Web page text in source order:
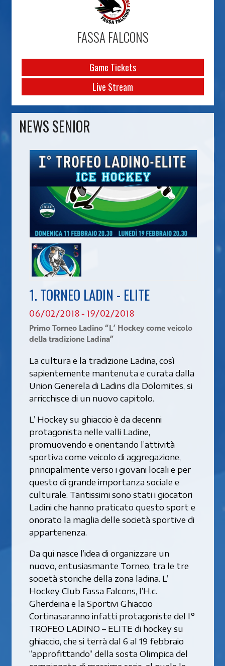
FASSA FALCONS
Game Tickets
Live Stream
NEWS SENIOR
1. TORNEO LADIN - ELITE
06/02/2018 - 19/02/2018
Primo Torneo Ladino “L’ Hockey come veicolo
della tradizione Ladina”
La cultura e la tradizione Ladina, così
sapientemente mantenuta e curata dalla
Union Generela di Ladins dla Dolomites, si
arricchisce di un nuovo capitolo.
L’ Hockey su ghiaccio è da decenni
protagonista nelle valli Ladine,
promuovendo e orientando l’attività
sportiva come veicolo di aggregazione,
principalmente verso i giovani locali e per
questo di grande importanza sociale e
culturale. Tantissimi sono stati i giocatori
Ladini che hanno praticato questo sport e
onorato la maglia delle società sportive di
appartenenza.
Da qui nasce l’idea di organizzare un
nuovo, entusiasmante Torneo, tra le tre
società storiche della zona ladina. L’
Hockey Club Fassa Falcons, l’H.c.
Gherdëina e la Sportivi Ghiaccio
Cortinasaranno infatti protagoniste del I°
TROFEO LADINO – ELITE di hockey su
ghiaccio, che si terrà dal 6 al 19 febbraio
“approfittando” della sosta Olimpica del